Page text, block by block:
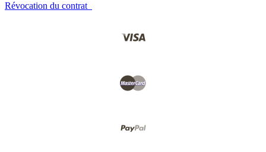
Révocation du contrat